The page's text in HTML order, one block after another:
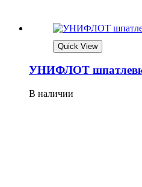
Quick View
УНИФЛОТ
В наличии